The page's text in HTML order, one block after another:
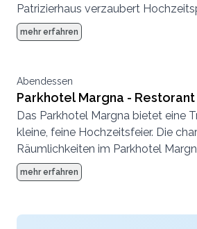
Patrizierhaus verzaubert
Gäste. In der wundervoll nach
1817 dinieren Sie im authentischen
mehr erfahren
Abendessen
Parkhotel Margna -
Das Parkhotel Margna bietet eine
kleine, feine Hochzeitsfeier. Die
Räumlichkeiten im Parkhotel
Charme und Geschichte. Im
Herzstück der Margna-
mehr erfahren